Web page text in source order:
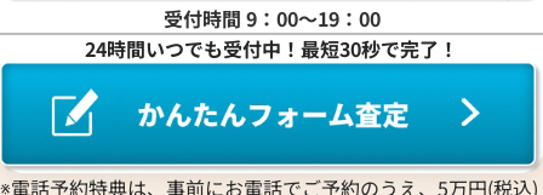
受付時間 9：00〜19：00
24時間いつでも受付中！最短30秒で完了！
※電話予約特典は、事前にお電話でご予約のうえ、5万円(税込)